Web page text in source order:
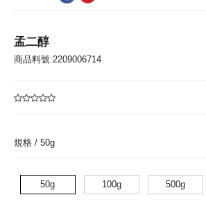
孟二醇
商品料號:2209006714
規格 / 50g
50g 100g 500g